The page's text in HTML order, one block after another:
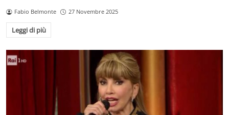
Fabio Belmonte 27 Novembre 2025
Leggi di più